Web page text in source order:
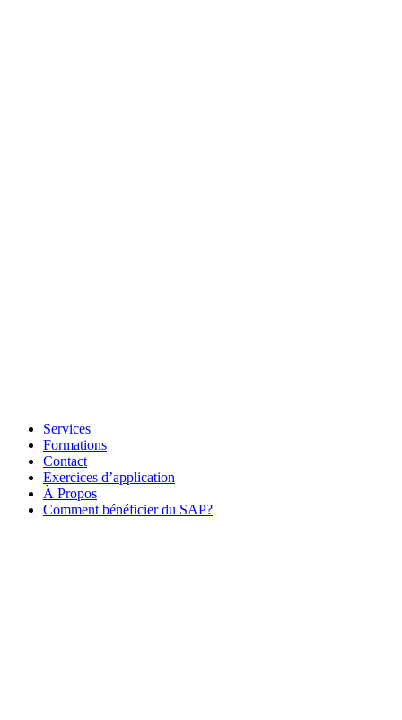
Services
Formations
Contact
Exercices d’application
À Propos
Comment bénéficier du SAP?